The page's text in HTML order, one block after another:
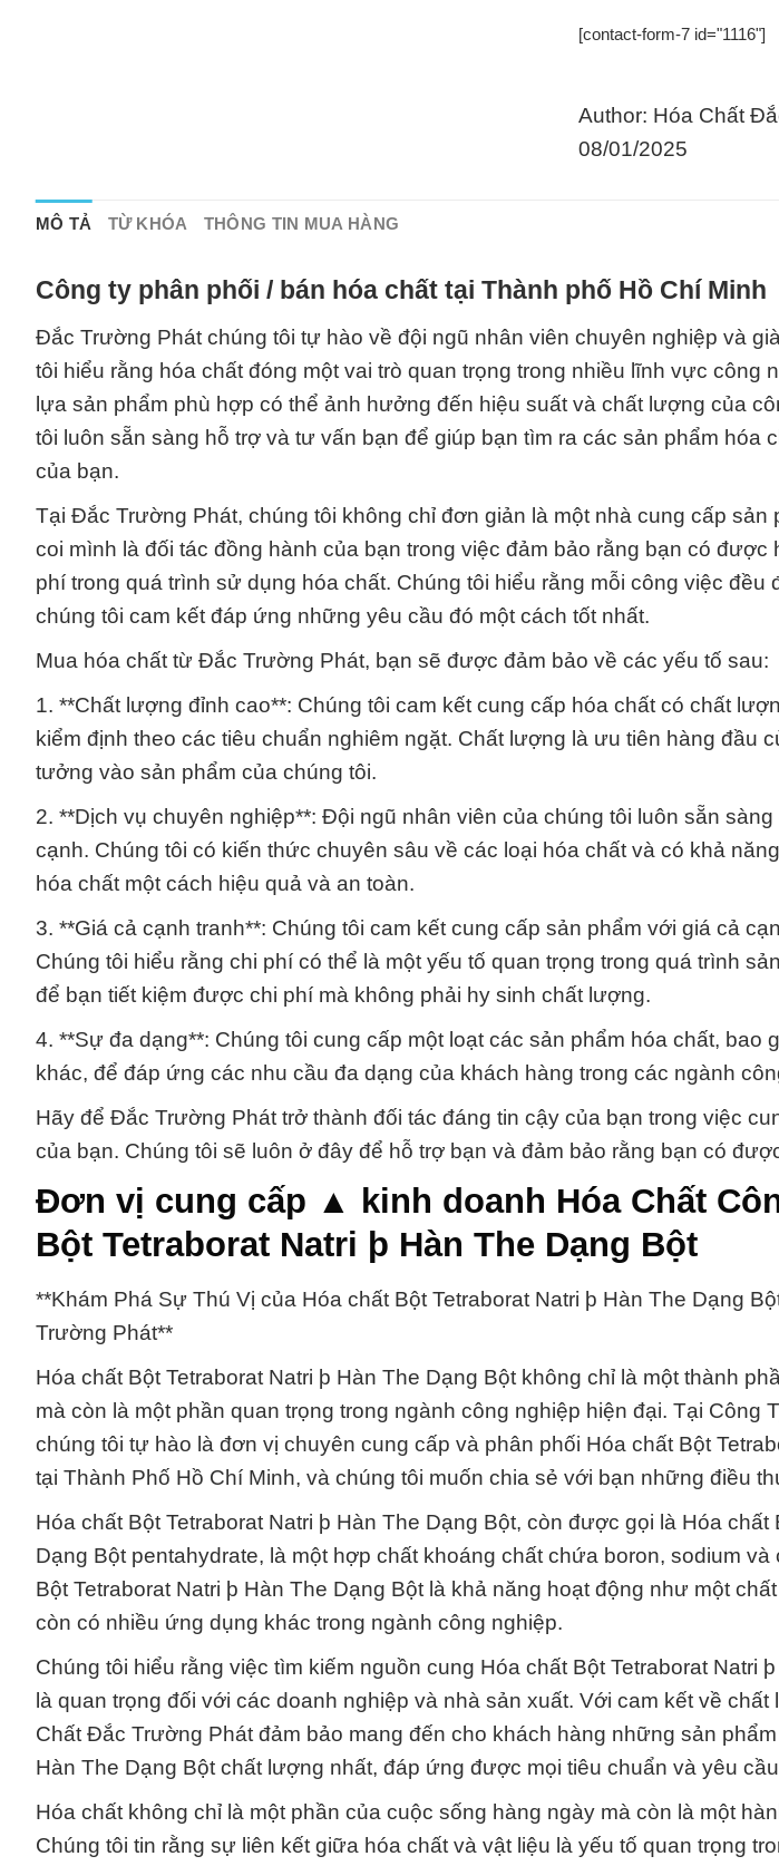
[contact-form-7 id="1116"]
Author: Hóa Chất
08/01/2025
MÔ TẢ TỪ KHÓA THÔNG TIN MUA HÀNG
Công ty phân phối / bán hóa chất tại Thành phố Hồ Chí Minh
Đắc Trường Phát chúng tôi tự hào về đội ngũ nhân viên chuyên nghiệp và
tôi hiểu rằng hóa chất đóng một vai trò quan trọng trong nhiều lĩnh vực công
lựa sản phẩm phù hợp có thể ảnh hưởng đến hiệu suất và chất lượng của
tôi luôn sẵn sàng hỗ trợ và tư vấn bạn để giúp bạn tìm ra các sản phẩm hóa
của bạn.
Tại Đắc Trường Phát, chúng tôi không chỉ đơn giản là một nhà cung cấp sản
coi mình là đối tác đồng hành của bạn trong việc đảm bảo rằng bạn có được
phí trong quá trình sử dụng hóa chất. Chúng tôi hiểu rằng mỗi công việc đều
chúng tôi cam kết đáp ứng những yêu cầu đó một cách tốt nhất.
Mua hóa chất từ Đắc Trường Phát, bạn sẽ được đảm bảo về các yếu tố sau:
1. **Chất lượng đỉnh cao**: Chúng tôi cam kết cung cấp hóa chất có chất
kiểm định theo các tiêu chuẩn nghiêm ngặt. Chất lượng là ưu tiên hàng đầu
tưởng vào sản phẩm của chúng tôi.
2. **Dịch vụ chuyên nghiệp**: Đội ngũ nhân viên của chúng tôi luôn sẵn
cạnh. Chúng tôi có kiến thức chuyên sâu về các loại hóa chất và có khả
hóa chất một cách hiệu quả và an toàn.
3. **Giá cả cạnh tranh**: Chúng tôi cam kết cung cấp sản phẩm với giá cả
Chúng tôi hiểu rằng chi phí có thể là một yếu tố quan trọng trong quá trình
để bạn tiết kiệm được chi phí mà không phải hy sinh chất lượng.
4. **Sự đa dạng**: Chúng tôi cung cấp một loạt các sản phẩm hóa chất, bao
khác, để đáp ứng các nhu cầu đa dạng của khách hàng trong các ngành
Hãy để Đắc Trường Phát trở thành đối tác đáng tin cậy của bạn trong việc
của bạn. Chúng tôi sẽ luôn ở đây để hỗ trợ bạn và đảm bảo rằng bạn có
Đơn vị cung cấp ▲ kinh doanh Hóa Chất
Bột Tetraborat Natri þ Hàn The Dạng Bột
**Khám Phá Sự Thú Vị của Hóa chất Bột Tetraborat Natri þ Hàn The Dạng
Trường Phát**
Hóa chất Bột Tetraborat Natri þ Hàn The Dạng Bột không chỉ là một thành
mà còn là một phần quan trọng trong ngành công nghiệp hiện đại. Tại Công
chúng tôi tự hào là đơn vị chuyên cung cấp và phân phối Hóa chất Bột
tại Thành Phố Hồ Chí Minh, và chúng tôi muốn chia sẻ với bạn những điều
Hóa chất Bột Tetraborat Natri þ Hàn The Dạng Bột, còn được gọi là Hóa chất
Dạng Bột pentahydrate, là một hợp chất khoáng chất chứa boron, sodium
Bột Tetraborat Natri þ Hàn The Dạng Bột là khả năng hoạt động như một
còn có nhiều ứng dụng khác trong ngành công nghiệp.
Chúng tôi hiểu rằng việc tìm kiếm nguồn cung Hóa chất Bột Tetraborat Natri
là quan trọng đối với các doanh nghiệp và nhà sản xuất. Với cam kết về
Chất Đắc Trường Phát đảm bảo mang đến cho khách hàng những sản
Hàn The Dạng Bột chất lượng nhất, đáp ứng được mọi tiêu chuẩn và yêu
Hóa chất không chỉ là một phần của cuộc sống hàng ngày mà còn là một
Chúng tôi tin rằng sự liên kết giữa hóa chất và vật liệu là yếu tố quan trọng